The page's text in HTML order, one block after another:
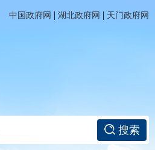
中国政府网 | 湖北政府网 | 天门政府网
搜索